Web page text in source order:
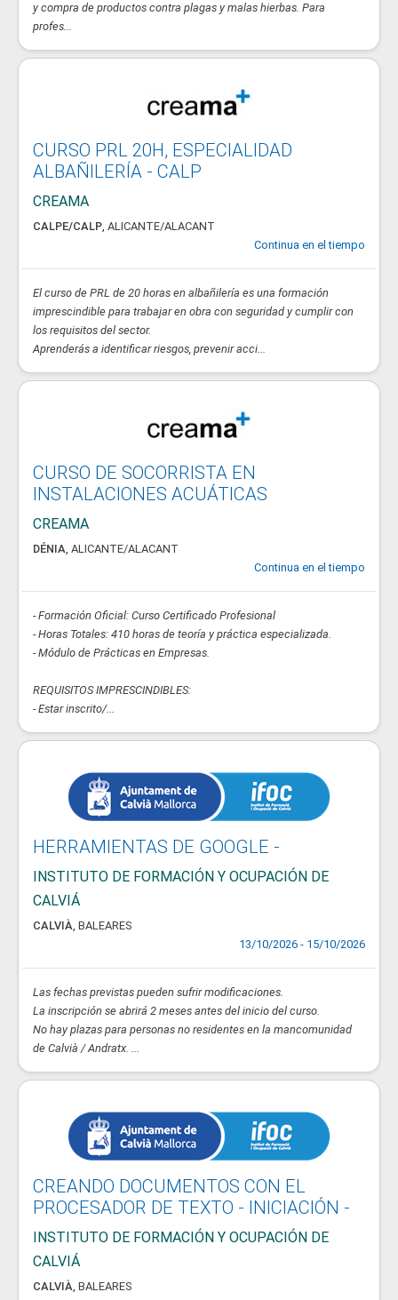
y compra de productos contra plagas y malas hierbas. Para
profes...
CURSO PRL 20H, ESPECIALIDAD
ALBAÑILERÍA - CALP
CREAMA
CALPE/CALP, ALICANTE/ALACANT
Continua en el tiempo
El curso de PRL de 20 horas en albañilería es una formación
imprescindible para trabajar en obra con seguridad y cumplir con
los requisitos del sector.
Aprenderás a identificar riesgos, prevenir acci...
CURSO DE SOCORRISTA EN
INSTALACIONES ACUÁTICAS
CREAMA
DÉNIA, ALICANTE/ALACANT
Continua en el tiempo
- Formación Oficial: Curso Certificado Profesional
- Horas Totales: 410 horas de teoría y práctica especializada.
- Módulo de Prácticas en Empresas.
REQUISITOS IMPRESCINDIBLES:
- Estar inscrito/...
HERRAMIENTAS DE GOOGLE -
INSTITUTO DE FORMACIÓN Y OCUPACIÓN DE
CALVIÁ
CALVIÀ, BALEARES
13/10/2026 - 15/10/2026
Las fechas previstas pueden sufrir modificaciones.
La inscripción se abrirá 2 meses antes del inicio del curso.
No hay plazas para personas no residentes en la mancomunidad
de Calvià / Andratx. ...
CREANDO DOCUMENTOS CON EL
PROCESADOR DE TEXTO - INICIACIÓN -
INSTITUTO DE FORMACIÓN Y OCUPACIÓN DE
CALVIÁ
CALVIÀ, BALEARES